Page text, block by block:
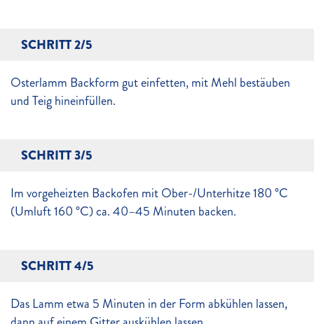
SCHRITT 2/5
Osterlamm Backform gut einfetten, mit Mehl bestäuben
und Teig hineinfüllen.
SCHRITT 3/5
Im vorgeheizten Backofen mit Ober-/Unterhitze 180 °C
(Umluft 160 °C) ca. 40–45 Minuten backen.
SCHRITT 4/5
Das Lamm etwa 5 Minuten in der Form abkühlen lassen,